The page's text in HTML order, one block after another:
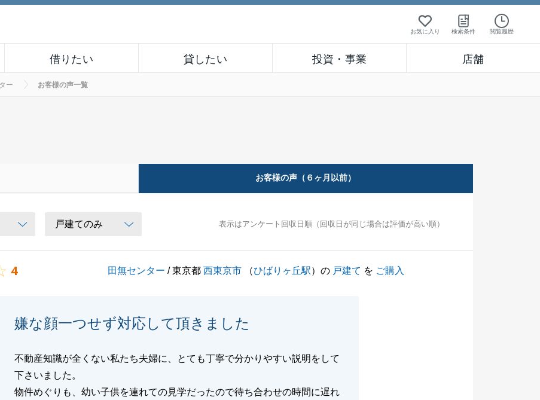
お気に入り 検索条件 閲覧履歴
借りたい 貸したい 投資・事業 店舗
ー お客様の声一覧
お客様の声（６ヶ月以前）
表示はアンケート回収日順（回収日が同じ場合は評価が高い順）
4 田無センター / 東京都西東京市 （ひばりヶ丘駅）の 戸建て を ご購入
嫌な顔一つせず対応して頂きました
不動産知識が全くない私たち夫婦に、とても丁寧で分かりやすい説明をして
下さいました。
物件めぐりも、幼い子供を連れての見学だったので待ち合わせの時間に遅れ